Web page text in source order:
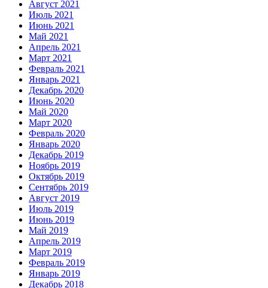
Август 2021
Июль 2021
Июнь 2021
Май 2021
Апрель 2021
Март 2021
Февраль 2021
Январь 2021
Декабрь 2020
Июнь 2020
Май 2020
Март 2020
Февраль 2020
Январь 2020
Декабрь 2019
Ноябрь 2019
Октябрь 2019
Сентябрь 2019
Август 2019
Июль 2019
Июнь 2019
Май 2019
Апрель 2019
Март 2019
Февраль 2019
Январь 2019
Декабрь 2018